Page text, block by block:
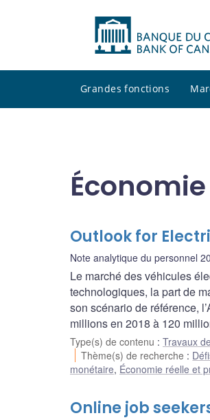
Grandes fonctions
Outlook for
Note analytique du personnel
Le marché des véhicules
technologiques, la part de
son scénario de référence,
millions en 2018 à 120
Type(s) de contenu : Travaux
Thème(s) de recherche :
monétaire, Économie réelle et
Online job